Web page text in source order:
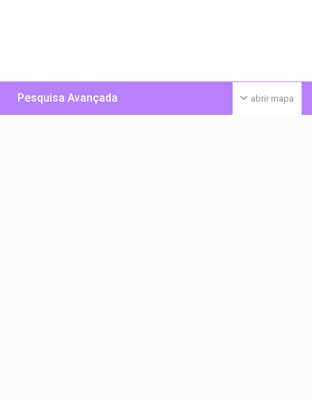
abrir mapa
Pesquisa Avançada